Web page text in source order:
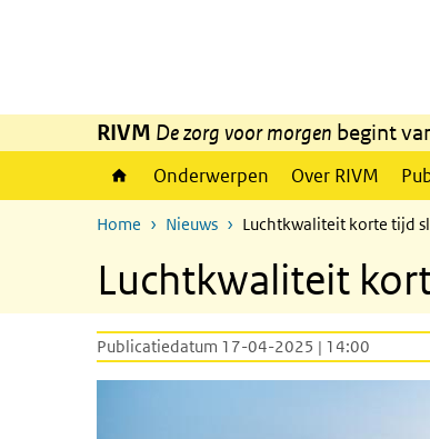
RIVM De zorg voor morgen begint
Onderwerpen Over RIVM
Home Nieuws Luchtkwaliteit korte tijd
Luchtkwaliteit
Publicatiedatum 17-04-2025 | 14:00